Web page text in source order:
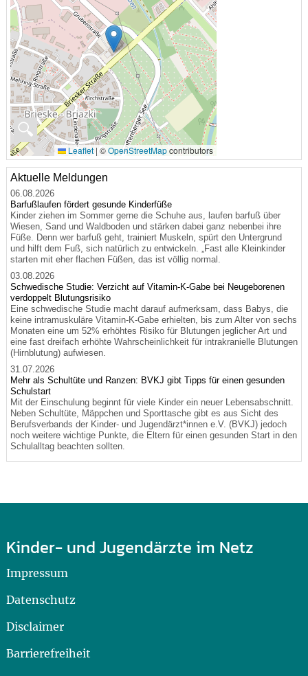
🔍
Leaflet | ©OpenStreetMapcontributors
Aktuelle Meldungen
06.08.2026
Barfußlaufen fördert gesunde Kinderfüße
Kinder ziehen im Sommer gerne die Schuhe aus, laufen barfuß über
Wiesen, Sand und Waldboden und stärken dabei ganz nebenbei ihre
Füße. Denn wer barfuß geht, trainiert Muskeln, spürt den Untergrund
und hilft dem Fuß, sich natürlich zu entwickeln. „Fast alle Kleinkinder
starten mit eher flachen Füßen, das ist völlig normal.
03.08.2026
Schwedische Studie: Verzicht auf Vitamin-K-Gabe bei Neugeborenen
verdoppelt Blutungsrisiko
Eine schwedische Studie macht darauf aufmerksam, dass Babys, die
keine intramuskuläre Vitamin-K-Gabe erhielten, bis zum Alter von sechs
Monaten eine um 52% erhöhtes Risiko für Blutungen jeglicher Art und
eine fast dreifach erhöhte Wahrscheinlichkeit für intrakranielle Blutungen
(Hirnblutung) aufwiesen.
31.07.2026
Mehr als Schultüte und Ranzen: BVKJ gibt Tipps für einen gesunden
Schulstart
Mit der Einschulung beginnt für viele Kinder ein neuer Lebensabschnitt.
Neben Schultüte, Mäppchen und Sporttasche gibt es aus Sicht des
Berufsverbands der Kinder- und Jugendärzt*innen e.V. (BVKJ) jedoch
noch weitere wichtige Punkte, die Eltern für einen gesunden Start in den
Schulalltag beachten sollten.
Kinder- und Jugendärzte im Netz
Impressum
Datenschutz
Disclaimer
Barrierefreiheit